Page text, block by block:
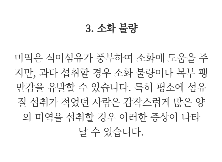
3. 소화 불량
미역은 식이섬유가 풍부하여 소화에 도움을 주
지만, 과다 섭취할 경우 소화 불량이나 복부 팽
만감을 유발할 수 있습니다. 특히 평소에 섬유
질 섭취가 적었던 사람은 갑작스럽게 많은 양
의 미역을 섭취할 경우 이러한 증상이 나타
날 수 있습니다.